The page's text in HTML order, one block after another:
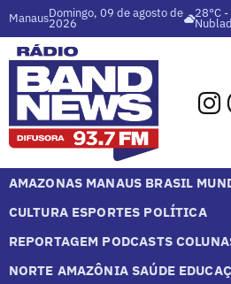
ManausDomingo, 09 de agosto de
2026
28°C -
AMAZONAS MANAUS BRASIL
CULTURA ESPORTES POLÍTICA
REPORTAGEM PODCASTS
NORTE AMAZÔNIA SAÚDE